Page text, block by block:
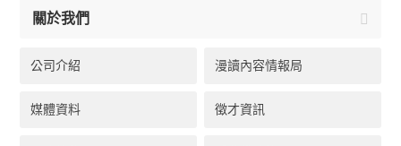
關於我們
公司介紹 漫讀內容情報局
媒體資料 徵才資訊